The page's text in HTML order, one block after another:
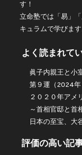
す！
立命塾では「易」
キュラムで学びます
よく読まれて
眞子内親王と小
第９運（2024
２０２０年アメ
～首相官邸と首
日本の至宝、大
評価の高い記